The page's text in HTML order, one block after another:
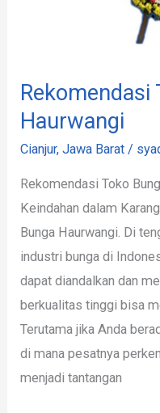
Rekomendasi
Haurwangi
Cianjur,Jawa Barat /
Rekomendasi Toko
Keindahan dalam
Bunga Haurwangi. Di
industri bunga di
dapat diandalkan dan
berkualitas tinggi bisa
Terutama jika Anda
di mana pesatnya
menjadi tantangan